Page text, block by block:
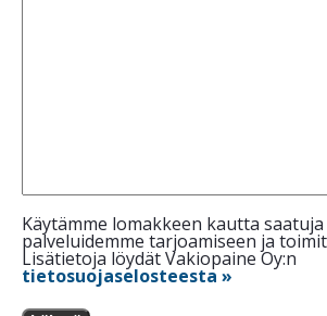
Käytämme lomakkeen kautta
palveluidemme tarjoamiseen ja
Lisätietoja löydät Vakiopaine Oy:n
tietosuojaselosteesta »